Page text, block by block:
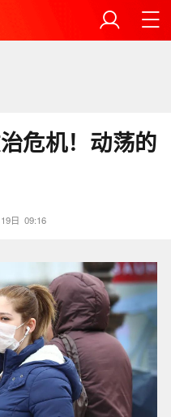
危机！动荡的
日 09:16